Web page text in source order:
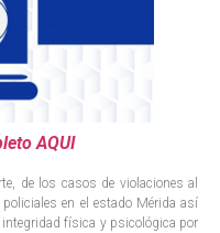
AQUI
de los casos de violaciones al
en el estado Mérida así
física y psicológica por